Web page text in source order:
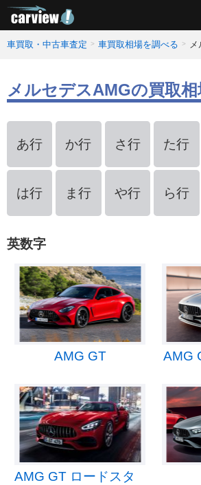
車買取・中古車査定 車買取相場を調べる
メルセデスAMGの買取
あ行 か行 さ行 た行
は行 ま行 や行 ら行
英数字
AMG GT AMG
AMG GT ロードスタ